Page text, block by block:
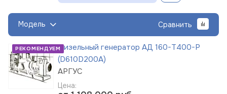
Модель Сравнить
РЕКОМЕНДУЕМДизельный генератор АД 160-Т400-Р
(D610D200A)
АРГУС
Цена: